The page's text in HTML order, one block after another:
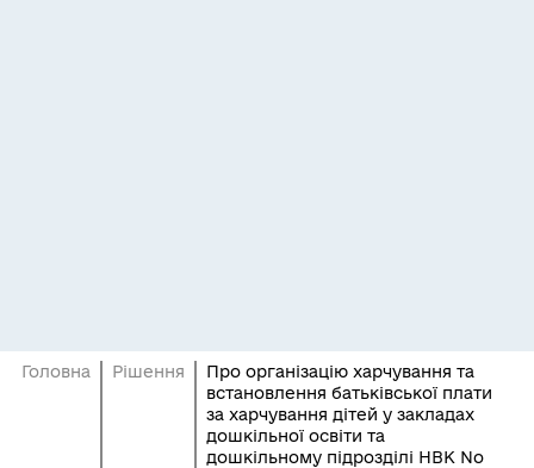
Головна Рішення
Про організацію харчування та
встановлення батьківської плати
за харчування дітей у закладах
дошкільної освіти та
дошкільному підрозділі НВК No